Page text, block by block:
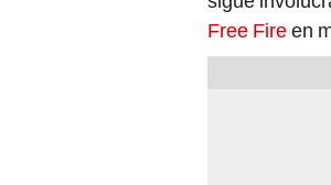
Free Fireen